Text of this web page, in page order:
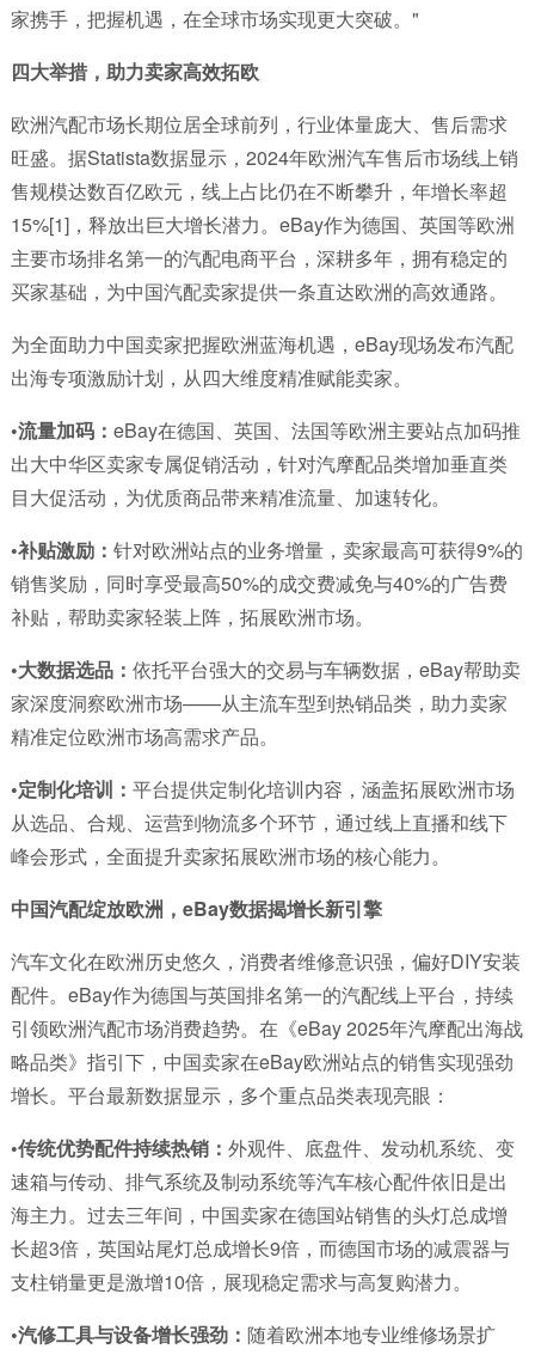
家携手，把握机遇，在全球市场实现更大突破。"
四大举措，助力卖家高效拓欧
欧洲汽配市场长期位居全球前列，行业体量庞大、售后需求
旺盛。据Statista数据显示，2024年欧洲汽车售后市场线上销
售规模达数百亿欧元，线上占比仍在不断攀升，年增长率超
15%[1]，释放出巨大增长潜力。eBay作为德国、英国等欧洲
主要市场排名第一的汽配电商平台，深耕多年，拥有稳定的
买家基础，为中国汽配卖家提供一条直达欧洲的高效通路。
为全面助力中国卖家把握欧洲蓝海机遇，eBay现场发布汽配
出海专项激励计划，从四大维度精准赋能卖家。
•流量加码： eBay在德国、英国、法国等欧洲主要站点加码推
出大中华区卖家专属促销活动，针对汽摩配品类增加垂直类
目大促活动，为优质商品带来精准流量、加速转化。
•补贴激励： 针对欧洲站点的业务增量，卖家最高可获得9%的
销售奖励，同时享受最高50%的成交费减免与40%的广告费
补贴，帮助卖家轻装上阵，拓展欧洲市场。
•大数据选品： 依托平台强大的交易与车辆数据，eBay帮助卖
家深度洞察欧洲市场——从主流车型到热销品类，助力卖家
精准定位欧洲市场高需求产品。
•定制化培训： 平台提供定制化培训内容，涵盖拓展欧洲市场
从选品、合规、运营到物流多个环节，通过线上直播和线下
峰会形式，全面提升卖家拓展欧洲市场的核心能力。
中国汽配绽放欧洲， eBay数据揭增长新引擎
汽车文化在欧洲历史悠久，消费者维修意识强，偏好DIY安装
配件。eBay作为德国与英国排名第一的汽配线上平台，持续
引领欧洲汽配市场消费趋势。在《eBay 2025年汽摩配出海战
略品类》指引下，中国卖家在eBay欧洲站点的销售实现强劲
增长。平台最新数据显示，多个重点品类表现亮眼：
•传统优势配件持续热销： 外观件、底盘件、发动机系统、变
速箱与传动、排气系统及制动系统等汽车核心配件依旧是出
海主力。过去三年间，中国卖家在德国站销售的头灯总成增
长超3倍，英国站尾灯总成增长9倍，而德国市场的减震器与
支柱销量更是激增10倍，展现稳定需求与高复购潜力。
•汽修工具与设备增长强劲： 随着欧洲本地专业维修场景扩